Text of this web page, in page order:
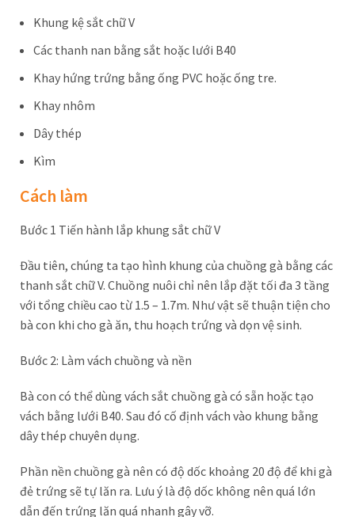
Khung kệ sắt chữ V
Các thanh nan bằng sắt hoặc lưới B40
Khay hứng trứng bằng ống PVC hoặc ống tre.
Khay nhôm
Dây thép
Kìm
Cách làm
Bước 1 Tiến hành lắp khung sắt chữ V
Đầu tiên, chúng ta tạo hình khung của chuồng gà bằng các
thanh sắt chữ V. Chuồng nuôi chỉ nên lắp đặt tối đa 3 tầng
với tổng chiều cao từ 1.5 – 1.7m. Như vật sẽ thuận tiện cho
bà con khi cho gà ăn, thu hoạch trứng và dọn vệ sinh.
Bước 2: Làm vách chuồng và nền
Bà con có thể dùng vách sắt chuồng gà có sẵn hoặc tạo
vách bằng lưới B40. Sau đó cố định vách vào khung bằng
dây thép chuyên dụng.
Phần nền chuồng gà nên có độ dốc khoảng 20 độ để khi gà
đẻ trứng sẽ tự lăn ra. Lưu ý là độ dốc không nên quá lớn
dẫn đến trứng lăn quá nhanh gây vỡ.